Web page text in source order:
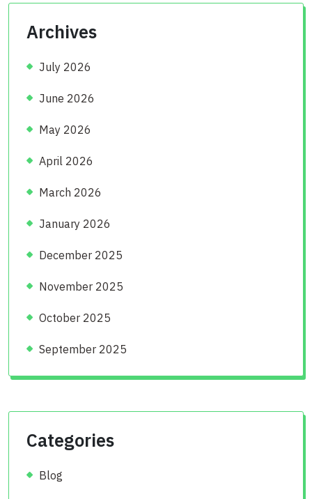
Archives
July 2026
June 2026
May 2026
April 2026
March 2026
January 2026
December 2025
November 2025
October 2025
September 2025
Categories
Blog